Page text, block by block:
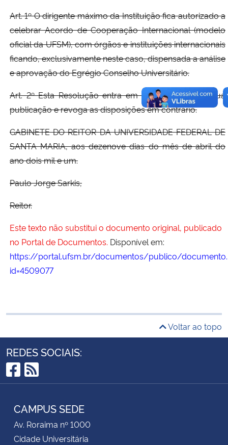
Art. 1º O dirigente máximo da Instituição fica autorizado a
celebrar Acordo de Cooperação Internacional (modelo
oficial da UFSM), com órgãos e instituições internacionais
ficando, exclusivamente neste caso, dispensada a análise
e aprovação do Egrégio Conselho Universitário.
Art. 2º Esta Resolução entra em vigor na data de sua
publicação e revoga as disposições em contrário.
GABINETE DO REITOR DA UNIVERSIDADE FEDERAL DE
SANTA MARIA, aos dezenove dias do mês de abril do
ano dois mil e um.
Paulo Jorge Sarkis,
Reitor.
Este texto não substitui o documento original, publicado
no Portal de Documentos. Disponível em:
https://portal.ufsm.br/documentos/publico/
id=4509077
Voltar ao topo
REDES SOCIAIS:
Facebook
RSS
CAMPUS SEDE
Av. Roraima nº 1000
Cidade Universitária